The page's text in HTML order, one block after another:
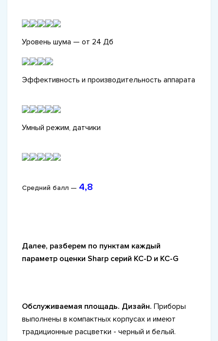
Уровень шума — от 24 Дб
Эффективность и производительность аппарата
Умный режим, датчики
Средний балл — 4,8
Далее, разберем по пунктам каждый
параметр оценки Sharp серий KC-D и KC-G
Обслуживаемая площадь. Дизайн. Приборы
выполнены в компактных корпусах и имеют
традиционные расцветки - черный и белый.